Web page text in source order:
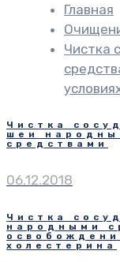
Главная
Чистка
Чистка
шеи
средствами
06.12.2018
Чистка
народными
холестерина